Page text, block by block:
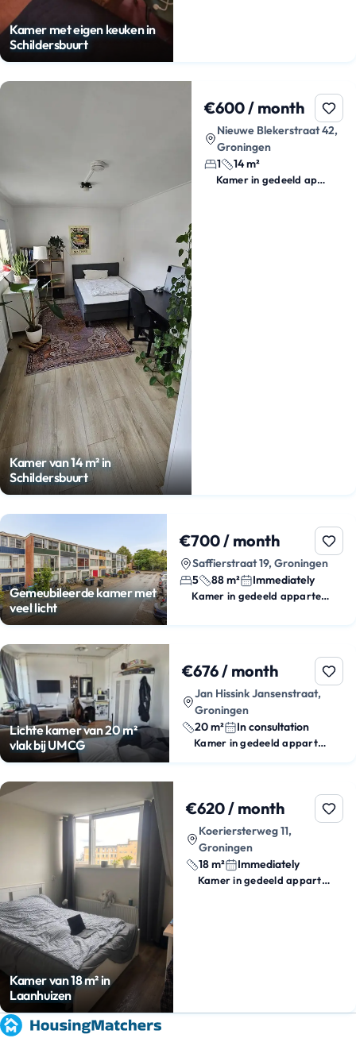
Kamer met eigen keuken in
Schildersbuurt
Kamer van 14 m² in
Schildersbuurt
€600 / month
Nieuwe Blekerstraat 42,
Groningen
1
14 m²
Kamer in gedeeld appartement
Gemeubileerde kamer met
veel licht
€700 / month
Saffierstraat 19, Groningen
5
88 m² Immediately
Kamer in gedeeld appartement
Lichte kamer van 20 m²
vlak bij UMCG
€676 / month
Jan Hissink Jansenstraat,
Groningen
20 m²
In consultation
Kamer in gedeeld appartement
Kamer van 18 m² in
Laanhuizen
€620 / month
Koeriersterweg 11,
Groningen
18 m²
Immediately
Kamer in gedeeld appartement